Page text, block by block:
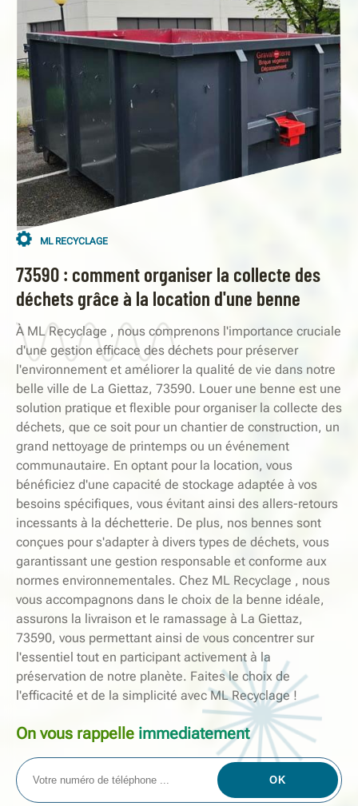
ML RECYCLAGE
73590 : comment organiser la collecte des
déchets grâce à la location d'une benne
À ML Recyclage , nous comprenons l'importance cruciale
d'une gestion efficace des déchets pour préserver
l'environnement et améliorer la qualité de vie dans notre
belle ville de La Giettaz, 73590. Louer une benne est une
solution pratique et flexible pour organiser la collecte des
déchets, que ce soit pour un chantier de construction, un
grand nettoyage de printemps ou un événement
communautaire. En optant pour la location, vous
bénéficiez d'une capacité de stockage adaptée à vos
besoins spécifiques, vous évitant ainsi des allers-retours
incessants à la déchetterie. De plus, nos bennes sont
conçues pour s'adapter à divers types de déchets, vous
garantissant une gestion responsable et conforme aux
normes environnementales. Chez ML Recyclage , nous
vous accompagnons dans le choix de la benne idéale,
assurons la livraison et le ramassage à La Giettaz,
73590, vous permettant ainsi de vous concentrer sur
l'essentiel tout en participant activement à la
préservation de notre planète. Faites le choix de
l'efficacité et de la simplicité avec ML Recyclage !
On vous rappelle immediatement